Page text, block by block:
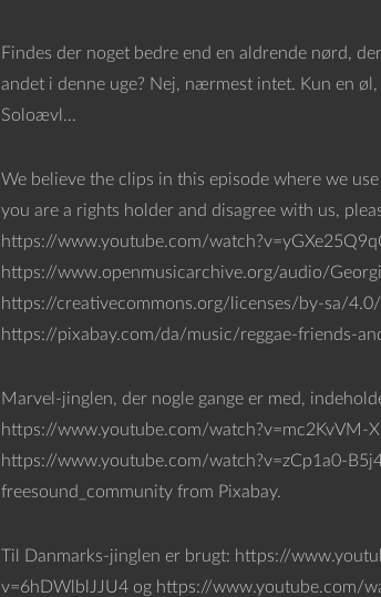
Findes der noget bedre end en aldrende nørd,
andet i denne uge? Nej, nærmest intet. Kun en
Soloævl…
We believe the clips in this episode where we
you are a rights holder and disagree with us,
https://www.youtube.com/
https://www.openmusicarchive.org/audio/
https://creativecommons.org/licenses/by-sa/
https://pixabay.com/da/music/reggae-friends-
Marvel-jinglen, der nogle gange er med,
https://www.youtube.com/
https://www.youtube.com/watch?v=zCp1a0-
freesound_community from Pixabay.
Til Danmarks-jinglen er brugt: https://
v=6hDWlblJJU4 og https://www.youtube.com/